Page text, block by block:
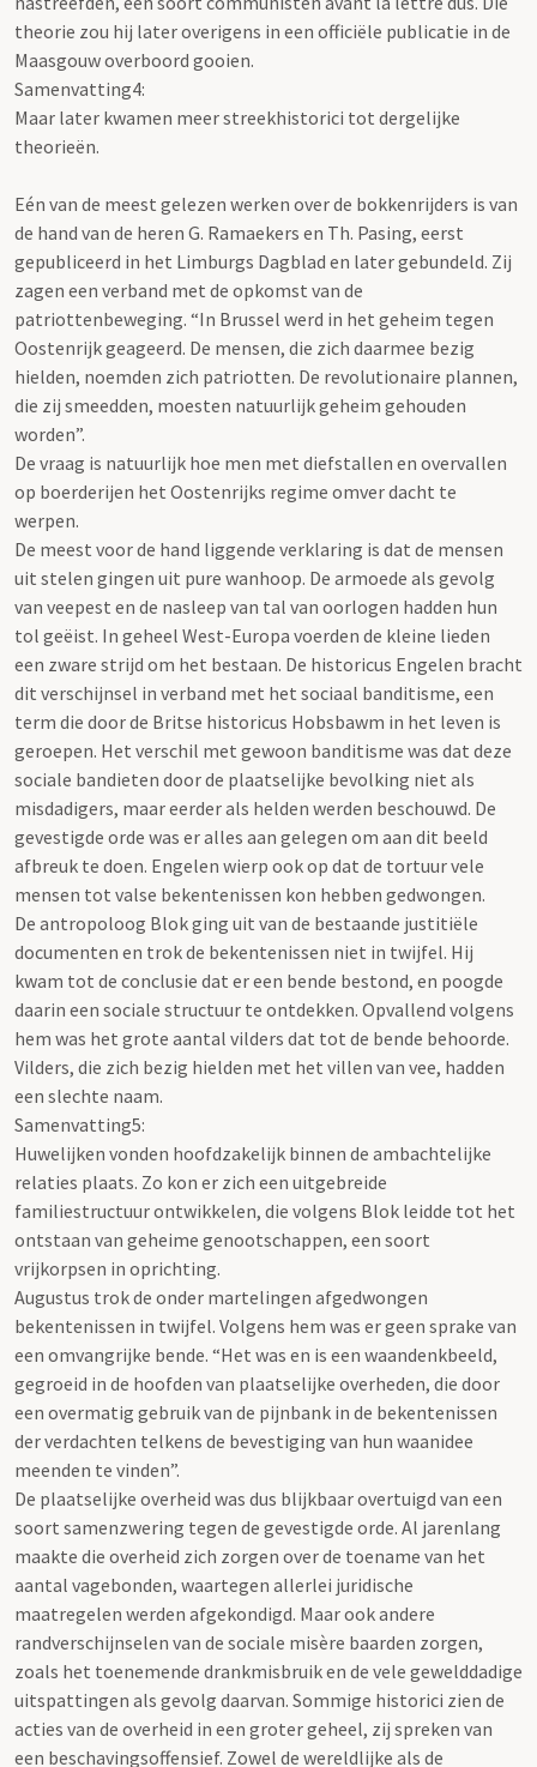
theorie zou hij later overigens in een officiële publicatie in de
Maasgouw overboord gooien.
Samenvatting4:
Maar later kwamen meer streekhistorici tot dergelijke
theorieën.
Eén van de meest gelezen werken over de bokkenrijders is van
de hand van de heren G. Ramaekers en Th. Pasing, eerst
gepubliceerd in het Limburgs Dagblad en later gebundeld. Zij
zagen een verband met de opkomst van de
patriottenbeweging. “In Brussel werd in het geheim tegen
Oostenrijk geageerd. De mensen, die zich daarmee bezig
hielden, noemden zich patriotten. De revolutionaire plannen,
die zij smeedden, moesten natuurlijk geheim gehouden
worden”.
De vraag is natuurlijk hoe men met diefstallen en overvallen
op boerderijen het Oostenrijks regime omver dacht te
werpen.
De meest voor de hand liggende verklaring is dat de mensen
uit stelen gingen uit pure wanhoop. De armoede als gevolg
van veepest en de nasleep van tal van oorlogen hadden hun
tol geëist. In geheel West-Europa voerden de kleine lieden
een zware strijd om het bestaan. De historicus Engelen bracht
dit verschijnsel in verband met het sociaal banditisme, een
term die door de Britse historicus Hobsbawm in het leven is
geroepen. Het verschil met gewoon banditisme was dat deze
sociale bandieten door de plaatselijke bevolking niet als
misdadigers, maar eerder als helden werden beschouwd. De
gevestigde orde was er alles aan gelegen om aan dit beeld
afbreuk te doen. Engelen wierp ook op dat de tortuur vele
mensen tot valse bekentenissen kon hebben gedwongen.
De antropoloog Blok ging uit van de bestaande justitiële
documenten en trok de bekentenissen niet in twijfel. Hij
kwam tot de conclusie dat er een bende bestond, en poogde
daarin een sociale structuur te ontdekken. Opvallend volgens
hem was het grote aantal vilders dat tot de bende behoorde.
Vilders, die zich bezig hielden met het villen van vee, hadden
een slechte naam.
Samenvatting5:
Huwelijken vonden hoofdzakelijk binnen de ambachtelijke
relaties plaats. Zo kon er zich een uitgebreide
familiestructuur ontwikkelen, die volgens Blok leidde tot het
ontstaan van geheime genootschappen, een soort
vrijkorpsen in oprichting.
Augustus trok de onder martelingen afgedwongen
bekentenissen in twijfel. Volgens hem was er geen sprake van
een omvangrijke bende. “Het was en is een waandenkbeeld,
gegroeid in de hoofden van plaatselijke overheden, die door
een overmatig gebruik van de pijnbank in de bekentenissen
der verdachten telkens de bevestiging van hun waanidee
meenden te vinden”.
De plaatselijke overheid was dus blijkbaar overtuigd van een
soort samenzwering tegen de gevestigde orde. Al jarenlang
maakte die overheid zich zorgen over de toename van het
aantal vagebonden, waartegen allerlei juridische
maatregelen werden afgekondigd. Maar ook andere
randverschijnselen van de sociale misère baarden zorgen,
zoals het toenemende drankmisbruik en de vele gewelddadige
uitspattingen als gevolg daarvan. Sommige historici zien de
acties van de overheid in een groter geheel, zij spreken van
een beschavingsoffensief. Zowel de wereldlijke als de